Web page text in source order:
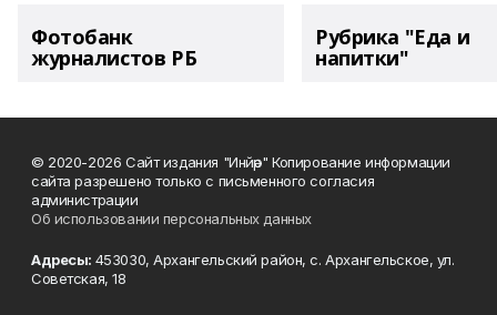
Фотобанк
журналистов РБ
Рубрика "Еда и
напитки"
© 2020-2026 Сайт издания "Инйәр" Копирование информации
сайта разрешено только с письменного согласия
администрации
Об использовании персональных данных
Адресы: 453030, Архангельский район, с. Архангельское, ул.
Советская, 18